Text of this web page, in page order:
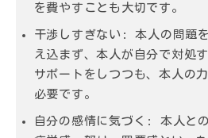
を費やすことも大切です。
干渉しすぎない : 本人の問題
え込まず、本人が自分で対処
サポートをしつつも、本人の
必要です。
自分の感情に気づく : 本人と